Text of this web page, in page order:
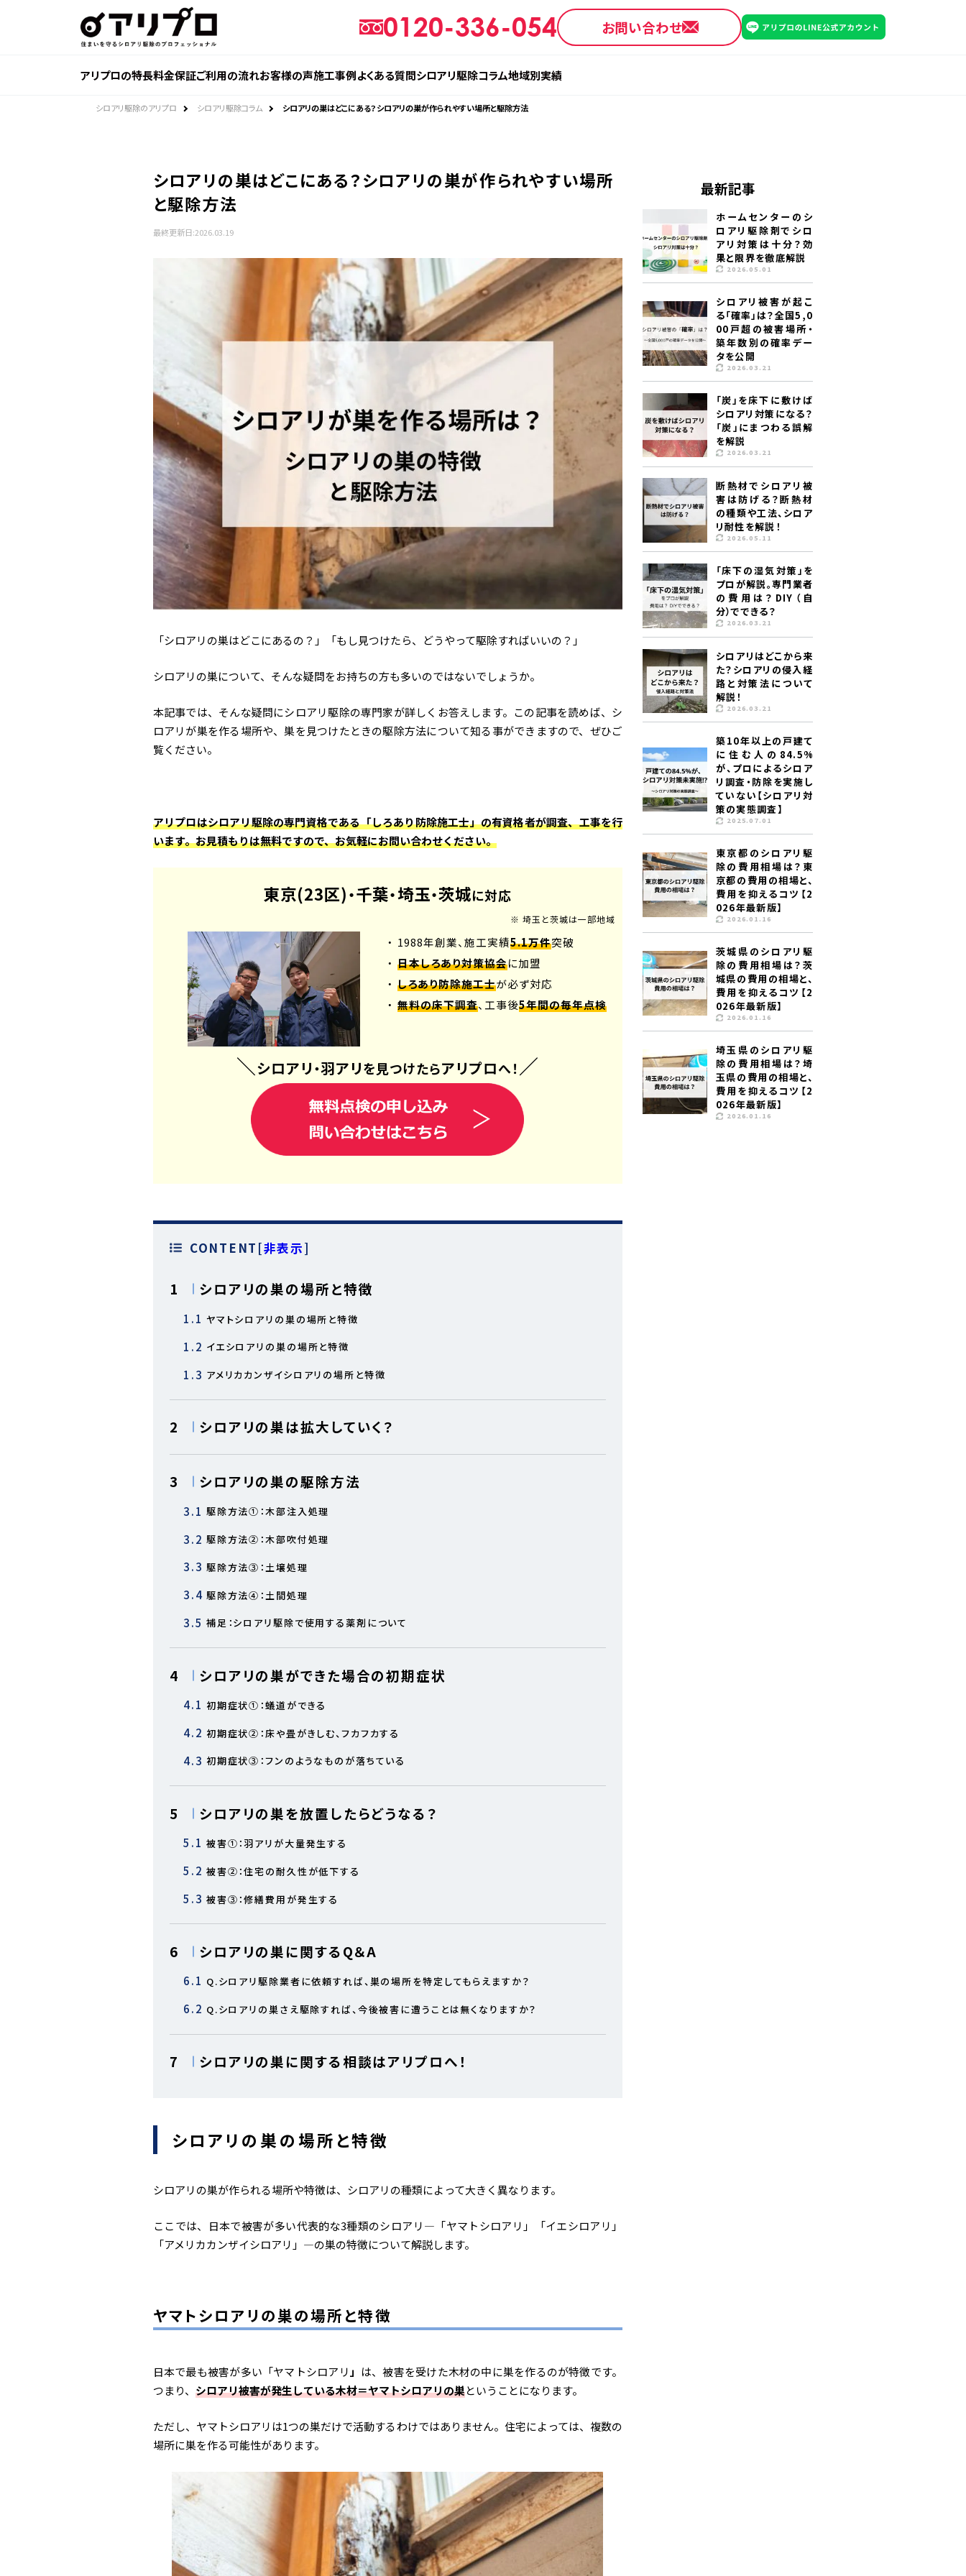
0120-336-054 お問い合わせ
アリプロの特長料金保証ご利用の流れお客様の声施工事例よくある質問シロアリ駆除コラム地域別実績
シロアリ駆除のアリプロ シロアリ駆除コラム シロアリの巣はどこにある？シロアリの巣が作られやすい場所と駆除方法
シロアリの巣はどこにある？シロアリの巣が作られやすい場所
と駆除方法
最終更新日:2026.03.19
「シロアリの巣はどこにあるの？」「もし見つけたら、どうやって駆除すればいいの？」
シロアリの巣について、そんな疑問をお持ちの方も多いのではないでしょうか。
本記事では、そんな疑問にシロアリ駆除の専門家が詳しくお答えします。この記事を読めば、シ
ロアリが巣を作る場所や、巣を見つけたときの駆除方法について知る事ができますので、ぜひご
覧ください。
アリプロはシロアリ駆除の専門資格である「しろあり防除施工士」の有資格者が調査、工事を行
います。お見積もりは無料ですので、お気軽にお問い合わせください。
東京(23区)・千葉・埼玉・茨城に対応
※ 埼玉と茨城は一部地域
・ 1988年創業、施工実績5.1万件突破
・ 日本しろあり対策協会に加盟
・ しろあり防除施工士が必ず対応
・ 無料の床下調査、工事後5年間の毎年点検
＼シロアリ・羽アリを見つけたらアリプロへ！／
CONTENT [非表示]
1 シロアリの巣の場所と特徴
1.1 ヤマトシロアリの巣の場所と特徴
1.2 イエシロアリの巣の場所と特徴
1.3 アメリカカンザイシロアリの場所と特徴
2 シロアリの巣は拡大していく？
3 シロアリの巣の駆除方法
3.1 駆除方法①：木部注入処理
3.2 駆除方法②：木部吹付処理
3.3 駆除方法③：土壌処理
3.4 駆除方法④：土間処理
3.5 補足：シロアリ駆除で使用する薬剤について
4 シロアリの巣ができた場合の初期症状
4.1 初期症状①：蟻道ができる
4.2 初期症状②：床や畳がきしむ、フカフカする
4.3 初期症状③：フンのようなものが落ちている
5 シロアリの巣を放置したらどうなる？
5.1 被害①：羽アリが大量発生する
5.2 被害②：住宅の耐久性が低下する
5.3 被害③：修繕費用が発生する
6 シロアリの巣に関するQ＆A
6.1 Q.シロアリ駆除業者に依頼すれば、巣の場所を特定してもらえますか？
6.2 Q.シロアリの巣さえ駆除すれば、今後被害に遭うことは無くなりますか？
7 シロアリの巣に関する相談はアリプロへ！
シロアリの巣の場所と特徴
シロアリの巣が作られる場所や特徴は、シロアリの種類によって大きく異なります。
ここでは、日本で被害が多い代表的な3種類のシロアリ—「ヤマトシロアリ」「イエシロアリ」
「アメリカカンザイシロアリ」—の巣の特徴について解説します。
ヤマトシロアリの巣の場所と特徴
日本で最も被害が多い「ヤマトシロアリ 」 は、被害を受けた木材の中に巣を作るのが特徴です。
つまり、 シロアリ被害が発生している木材＝ヤマトシロアリの巣ということになります。
ただし、ヤマトシロアリは1つの巣だけで活動するわけではありません。住宅によっては、複数の
場所に巣を作る可能性があります。
最新記事
ホームセンターのシ
ロアリ駆除剤でシロ
アリ対策は十分？効
果と限界を徹底解説
2026.05.01
シロアリ被害が起こ
る「確率」は？全国5,0
00戸超の被害場所・
築年数別の確率デー
タを公開
2026.03.21
「炭」を床下に敷けば
シロアリ対策になる？
「炭」にまつわる誤解
を解説
2026.03.21
断熱材でシロアリ被
害は防げる？断熱材
の種類や工法、シロア
リ耐性を解説！
2026.05.11
「床下の湿気対策」を
プロが解説。専門業者
の費用は？DIY（自
分）でできる？
2026.03.21
シロアリはどこから来
た？シロアリの侵入経
路と対策法について
解説！
2026.03.21
築10年以上の戸建て
に住む人の84.5%
が、プロによるシロア
リ調査・防除を実施し
ていない【シロアリ対
策の実態調査】
2025.07.01
東京都のシロアリ駆
除の費用相場は？東
京都の費用の相場と、
費用を抑えるコツ【2
026年最新版】
2026.01.16
茨城県のシロアリ駆
除の費用相場は？茨
城県の費用の相場と、
費用を抑えるコツ【2
026年最新版】
2026.01.16
埼玉県のシロアリ駆
除の費用相場は？埼
玉県の費用の相場と、
費用を抑えるコツ【2
026年最新版】
2026.01.16